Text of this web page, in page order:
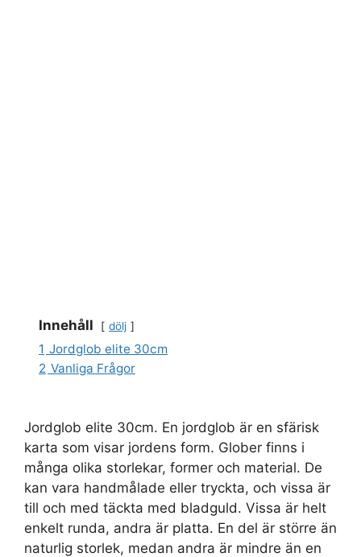
Innehåll dölj
1 Jordglob elite 30cm
2 Vanliga Frågor
Jordglob elite 30cm. En jordglob är en sfärisk
karta som visar jordens form. Glober finns i
många olika storlekar, former och material. De
kan vara handmålade eller tryckta, och vissa är
till och med täckta med bladguld. Vissa är helt
enkelt runda, andra är platta. En del är större än
naturlig storlek, medan andra är mindre än en